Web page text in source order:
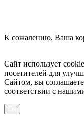
К сожалению, Ваша
Сайт использует
посетителей для
Сайтом, вы
соответствии с